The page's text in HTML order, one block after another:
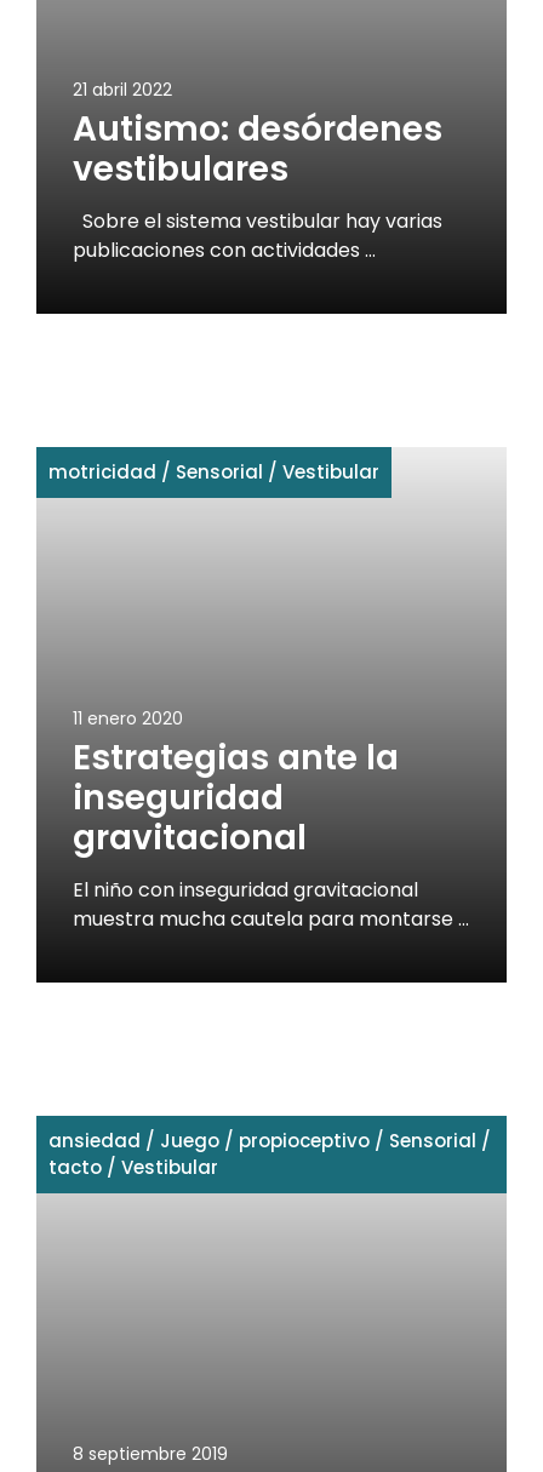
21 abril 2022
Autismo: desórdenes
vestibulares
Sobre el sistema vestibular hay varias
publicaciones con actividades …
motricidad / Sensorial / Vestibular
11 enero 2020
Estrategias ante la
inseguridad
gravitacional
El niño con inseguridad gravitacional
muestra mucha cautela para montarse …
ansiedad / Juego / propioceptivo / Sensorial /
tacto / Vestibular
8 septiembre 2019